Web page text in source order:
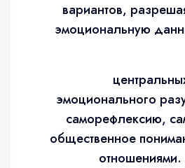
вариантов,
эмоциональную
4
эмоционального
саморефлексию,
общественное